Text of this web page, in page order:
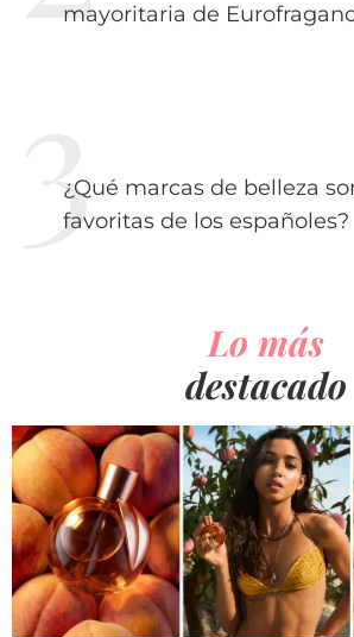
mayoritaria de
¿Qué marcas de belleza
favoritas de los españoles?
Lo más
destacado